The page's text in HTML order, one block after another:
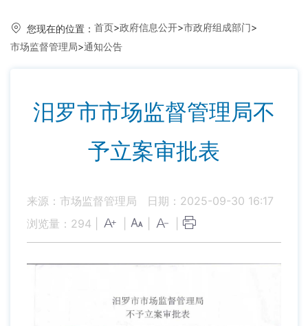
您现在的位置： 首页>政府信息公开>市政府组成部门>
市场监督管理局>通知公告
汨罗市市场监督管理局不
予立案审批表
来源：市场监督管理局
日期：2025-09-30 16:17
浏览量： 294